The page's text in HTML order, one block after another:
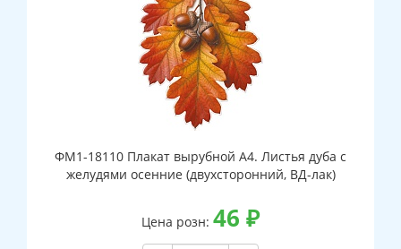
ФМ1-18110 Плакат вырубной А4. Листья дуба с
желудями осенние (двухсторонний, ВД-лак)
Цена розн: 46 ₽